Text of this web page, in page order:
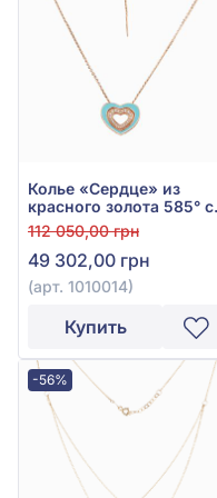
Колье «Сердце» из
красного золота 585° с
фианитом, бирюзой и
эмалью, арт. 1010014
112 050,00 грн
49 302,00 грн
(арт. 1010014)
Купить
-56%